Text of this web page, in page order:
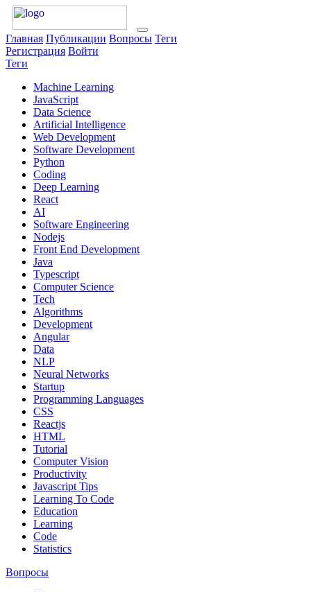
Главная Публикации Вопросы Теги
Регистрация Войти
Теги
Machine Learning
JavaScript
Data Science
Artificial Intelligence
Web Development
Software Development
Python
Coding
Deep Learning
React
AI
Software Engineering
Nodejs
Front End Development
Java
Typescript
Computer Science
Tech
Algorithms
Development
Angular
Data
NLP
Neural Networks
Startup
Programming Languages
CSS
Reactjs
HTML
Tutorial
Computer Vision
Productivity
Javascript Tips
Learning To Code
Education
Learning
Code
Statistics
Вопросы